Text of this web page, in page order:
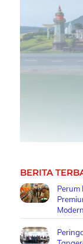
BERITA
Perum